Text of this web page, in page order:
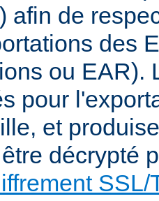
afin de
des
ou EAR).
pour
et
décrypté
SSL/